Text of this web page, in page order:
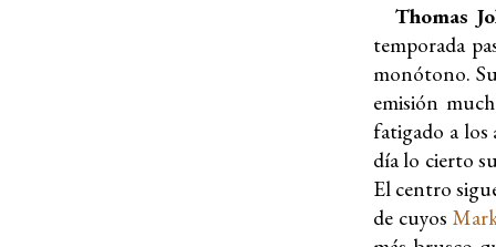
Thomas
temporada
monótono.
emisión
fatigado a los
día lo cierto
El centro
de cuyos